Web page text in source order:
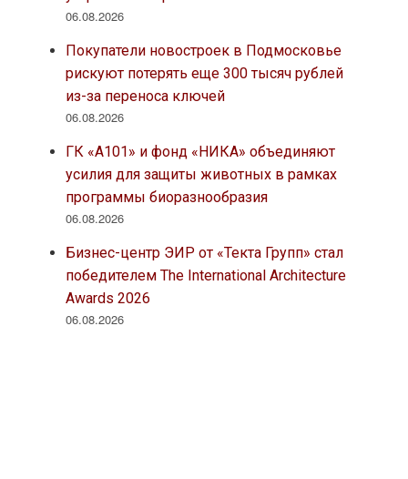
06.08.2026
Покупатели новостроек в Подмосковье
рискуют потерять еще 300 тысяч рублей
из-за переноса ключей
06.08.2026
ГК «А101» и фонд «НИКА» объединяют
усилия для защиты животных в рамках
программы биоразнообразия
06.08.2026
Бизнес-центр ЭИР от «Текта Групп» стал
победителем The International Architecture
Awards 2026
06.08.2026